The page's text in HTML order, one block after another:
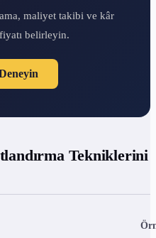
maliyet takibi ve kâr
belirleyin.
Tekniklerini